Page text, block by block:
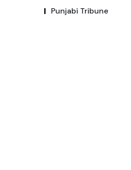
Punjabi Tribune